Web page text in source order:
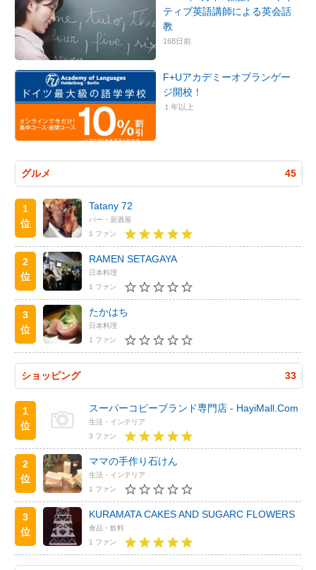
ティブ英語講師による英会話
教
168日前
F+Uアカデミーオブランゲー
ジ開校！
１年以上
グルメ 45
1
位
Tatany 72
バー・居酒屋
1 ファン
2
位
RAMEN SETAGAYA
日本料理
1 ファン
3
位
たかはち
日本料理
1 ファン
ショッピング 33
1
位
スーパーコピーブランド専門店 - HayiMall.Com
生活・インテリア
3 ファン
2
位
ママの手作り石けん
生活・インテリア
1 ファン
3
位
KURAMATA CAKES AND SUGARC FLOWERS
食品・飲料
1 ファン